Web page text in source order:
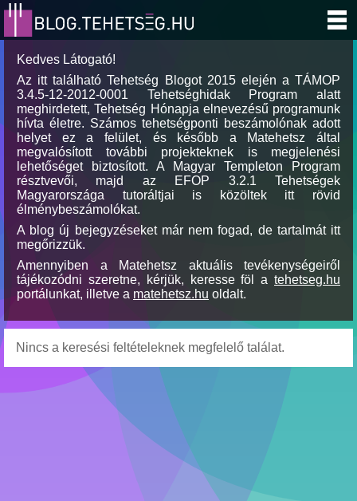
Kedves Látogató!
Az itt található Tehetség Blogot 2015 elején a TÁMOP
3.4.5-12-2012-0001 Tehetséghidak Program alatt
meghirdetett, Tehetség Hónapja elnevezésű programunk
hívta életre. Számos tehetségponti beszámolónak adott
helyet ez a felület, és később a Matehetsz által
megvalósított további projekteknek is megjelenési
lehetőséget biztosított. A Magyar Templeton Program
résztvevői, majd az EFOP 3.2.1 Tehetségek
Magyarországa tutoráltjai is közöltek itt rövid
élménybeszámolókat.
A blog új bejegyzéseket már nem fogad, de tartalmát itt
megőrizzük.
Amennyiben a Matehetsz aktuális tevékenységeiről
tájékozódni szeretne, kérjük, keresse föl a tehetseg.hu
portálunkat, illetve a matehetsz.hu oldalt.
Nincs a keresési feltételeknek megfelelő találat.